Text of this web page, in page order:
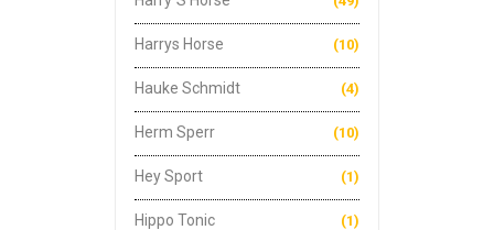
Harrys Horse (10)
Hauke Schmidt (4)
Herm Sperr (10)
Hey Sport (1)
Hippo Tonic (1)